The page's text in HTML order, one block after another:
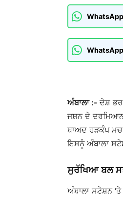
ਅੰਬਾਲਾ :- ਦੇਸ਼ ਭਰ
ਜਸ਼ਨ ਦੇ
ਬਾਅਦ ਹੜਕੰਪ ਮਚ
ਇਸਨੂੰ ਅੰਬਾਲਾ
ਸੁਰੱਖਿਆ ਬਲ
ਅੰਬਾਲਾ ਸਟੇਸ਼ਨ